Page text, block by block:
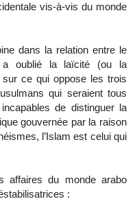
vis-à-vis du monde
dans la relation entre le
a oublié la laïcité (ou la
ce qui oppose les trois
qui seraient tous
de distinguer la
gouvernée par la raison
l’Islam est celui qui
affaires du monde arabo
: